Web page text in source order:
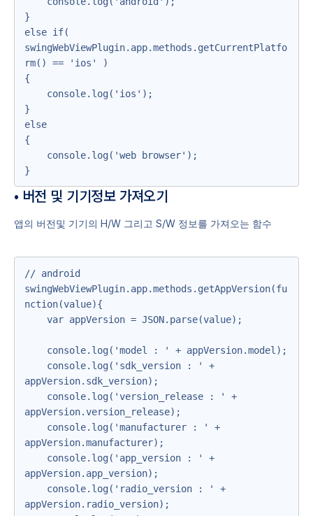
}
else if(
swingWebViewPlugin.app.methods.getCurrentPlatfo
rm() == 'ios' )
{
}
else
{
}
• 버전 및 기기정보 가져오기
앱의 버전및 기기의 H/W 그리고 S/W 정보를 가져오는 함수
// android
swingWebViewPlugin.app.methods.getAppVersion(fu
nction(value){
appVersion.sdk_version);
appVersion.version_release);
appVersion.manufacturer);
appVersion.app_version);
appVersion.radio_version);